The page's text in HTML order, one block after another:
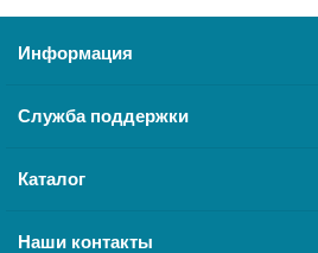
Информация
Служба поддержки
Каталог
Наши контакты